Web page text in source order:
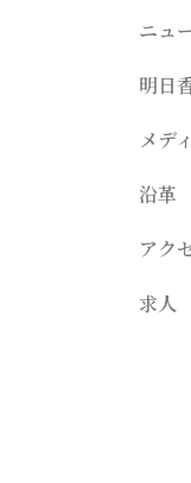
ニュ
明日
メデ
沿革
アク
求人